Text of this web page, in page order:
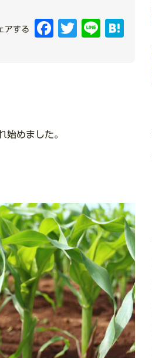
アする Facebook
Twitter Line
始めました。